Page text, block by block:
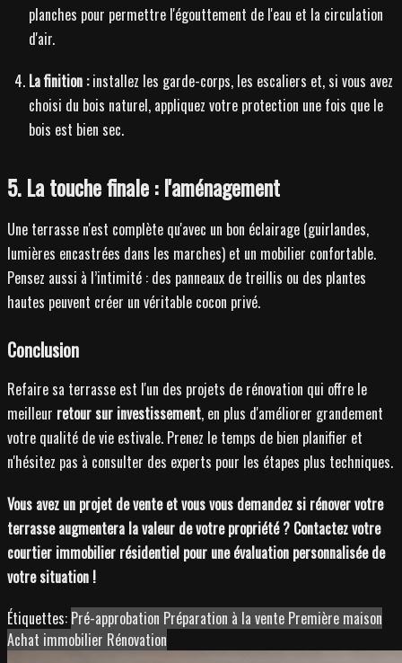
planches pour permettre l'égouttement de l'eau et la circulation
d'air.
La finition :installez les garde-corps, les escaliers et, si vous avez
choisi du bois naturel, appliquez votre protection une fois que le
bois est bien sec.
5. La touche finale : l'aménagement
Une terrasse n'est complète qu'avec un bon éclairage (guirlandes,
lumières encastrées dans les marches) et un mobilier confortable.
Pensez aussi à l’intimité : des panneaux de treillis ou des plantes
hautes peuvent créer un véritable cocon privé.
Conclusion
Refaire sa terrasse est l'un des projets de rénovation qui offre le
meilleur retour sur investissement, en plus d'améliorer grandement
votre qualité de vie estivale. Prenez le temps de bien planifier et
n'hésitez pas à consulter des experts pour les étapes plus techniques.
Vous avez un projet de vente et vous vous demandez si rénover votre
terrasse augmentera la valeur de votre propriété ? Contactez votre
courtier immobilier résidentiel pour une évaluation personnalisée de
votre situation !
Étiquettes: Pré-approbation Préparation à la vente Première maison
Achat immobilier Rénovation